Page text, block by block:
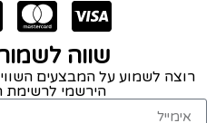
שווה
רוצה לשמוע על המבצעים
הירשמי לרשימת